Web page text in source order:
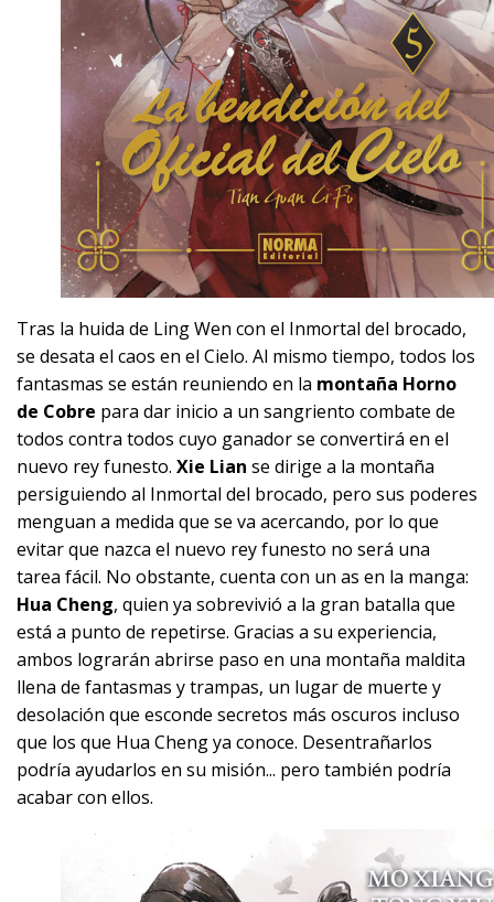
Tras la huida de Ling Wen con el Inmortal del brocado,
se desata el caos en el Cielo. Al mismo tiempo, todos los
fantasmas se están reuniendo en la montaña Horno
de Cobre para dar inicio a un sangriento combate de
todos contra todos cuyo ganador se convertirá en el
nuevo rey funesto. Xie Lian se dirige a la montaña
persiguiendo al Inmortal del brocado, pero sus poderes
menguan a medida que se va acercando, por lo que
evitar que nazca el nuevo rey funesto no será una
tarea fácil. No obstante, cuenta con un as en la manga:
Hua Cheng, quien ya sobrevivió a la gran batalla que
está a punto de repetirse. Gracias a su experiencia,
ambos lograrán abrirse paso en una montaña maldita
llena de fantasmas y trampas, un lugar de muerte y
desolación que esconde secretos más oscuros incluso
que los que Hua Cheng ya conoce. Desentrañarlos
podría ayudarlos en su misión... pero también podría
acabar con ellos.